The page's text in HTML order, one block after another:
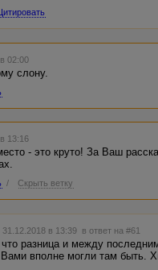
02:00
слону.
13:16
- это круто! За Ваш
/ Скрыть ветку
в 13:39 в ответ на #61
разница и между
вполне могли там быть.